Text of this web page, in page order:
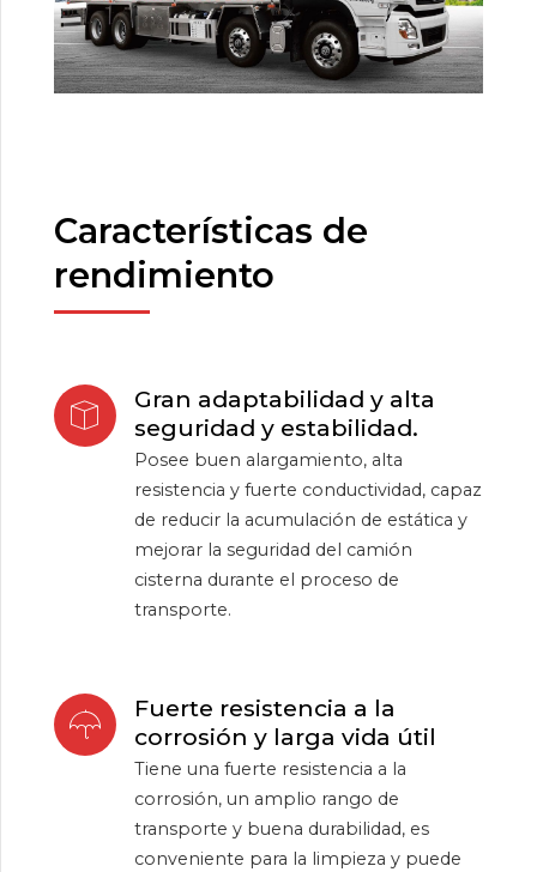
Características de
rendimiento
Gran adaptabilidad y alta
seguridad y estabilidad.
Posee buen alargamiento, alta
resistencia y fuerte conductividad, capaz
de reducir la acumulación de estática y
mejorar la seguridad del camión
cisterna durante el proceso de
transporte.
Fuerte resistencia a la
corrosión y larga vida útil
Tiene una fuerte resistencia a la
corrosión, un amplio rango de
transporte y buena durabilidad, es
conveniente para la limpieza y puede